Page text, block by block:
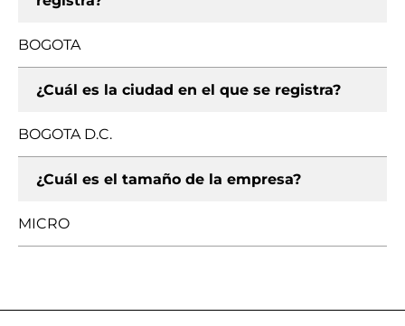
BOGOTA
¿Cuál es la ciudad en el que se registra?
BOGOTA D.C.
¿Cuál es el tamaño de la empresa?
MICRO